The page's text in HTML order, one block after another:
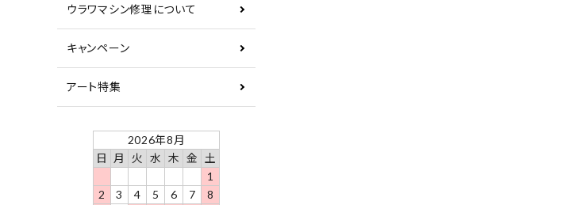
ウラワマシン修理について
キャンペーン
アート特集
2026年8月
日
月 火 水 木 金
土
1
2
3 4 5 6 7
8